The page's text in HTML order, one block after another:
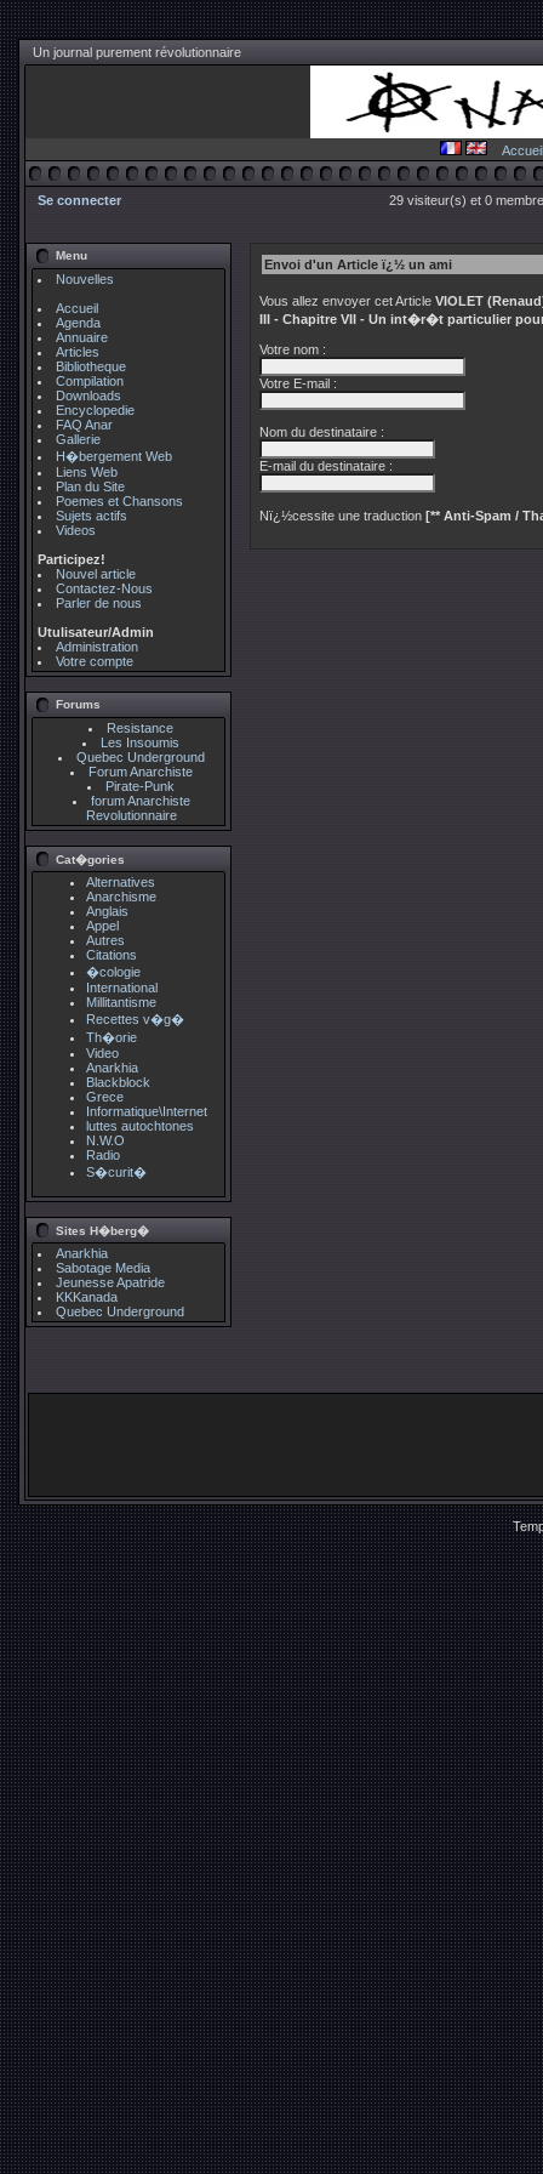
Un journal purement révolutionnaire
Accueil
Se connecter 29 visiteur(s) et 0
Menu
Nouvelles
Accueil
Agenda
Annuaire
Articles
Bibliotheque
Compilation
Downloads
Encyclopedie
FAQ Anar
Gallerie
H�bergement Web
Liens Web
Plan du Site
Poemes et Chansons
Sujets actifs
Videos
Participez!
Nouvel article
Contactez-Nous
Parler de nous
Utulisateur/Admin
Administration
Votre compte
Forums
Resistance
Les Insoumis
Quebec Underground
Forum Anarchiste
Pirate-Punk
forum Anarchiste
Revolutionnaire
Cat�gories
Alternatives
Anarchisme
Anglais
Appel
Autres
Citations
�cologie
International
Millitantisme
Recettes v�g�
Th�orie
Video
Anarkhia
Blackblock
Grece
Informatique\Internet
luttes autochtones
N.W.O
Radio
S�curit�
Sites H�berg�
Anarkhia
Sabotage Media
Jeunesse Apatride
KKKanada
Quebec Underground
Envoi d'un Article ï¿½ un ami
Vous allez envoyer cet Article VIOLET
III - Chapitre VII - Un int�r�t particulier
Votre nom :
Votre E-mail :
Nom du destinataire :
E-mail du destinataire :
Nï¿½cessite une traduction [** Anti-Spam /